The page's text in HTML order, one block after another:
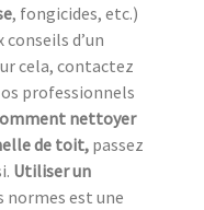
, fongicides, etc.)
d’un
cela, contactez
professionnels
nettoyer
de toit,passez
Utiliser un
normes est une